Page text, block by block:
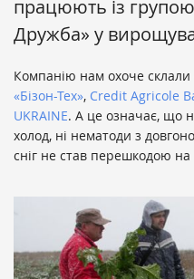
працюють із
Дружба» у
Компанію нам охоче склали
«Бізон-Тех», Credit Agricole
UKRAINE. А це означає, що
холод, ні нематоди з
сніг не став перешкодою на